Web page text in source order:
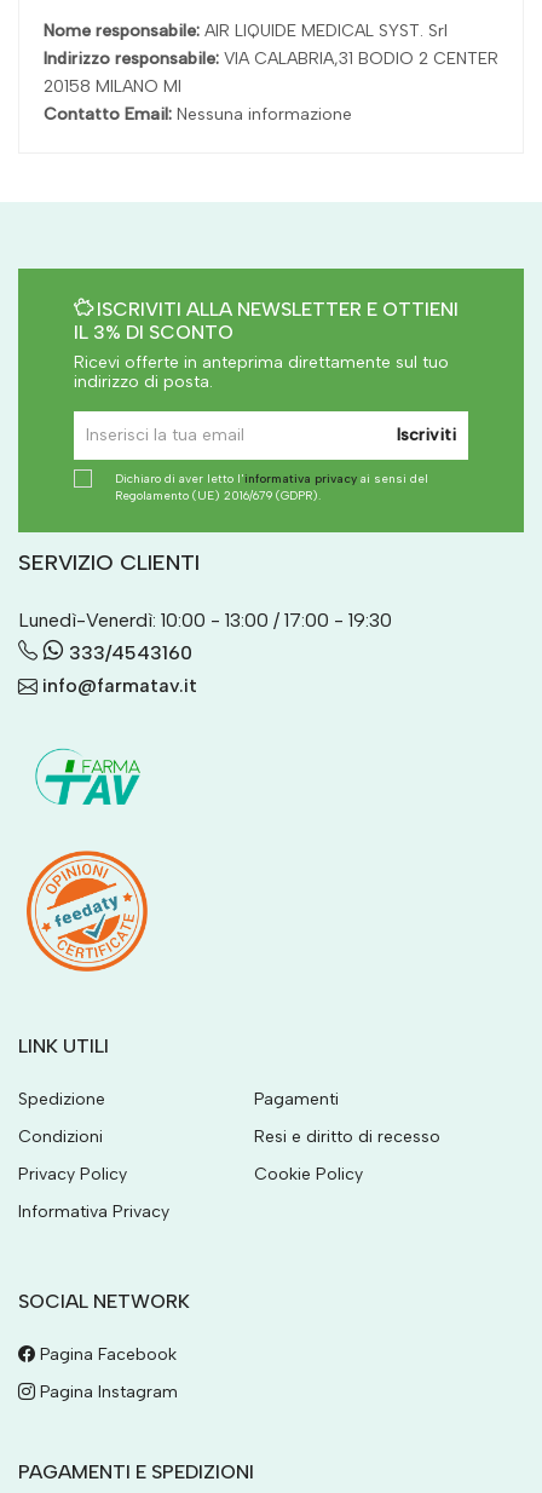
Nome responsabile: AIR LIQUIDE MEDICAL SYST. Srl
Indirizzo responsabile: VIA CALABRIA,31 BODIO 2 CENTER
20158 MILANO MI
Contatto Email: Nessuna informazione
ISCRIVITI ALLA NEWSLETTER E OTTIENI
IL 3% DI SCONTO
Ricevi offerte in anteprima direttamente sul tuo
indirizzo di posta.
Iscriviti
Dichiaro di aver letto l'informativa privacy ai sensi del
Regolamento (UE) 2016/679 (GDPR).
SERVIZIO CLIENTI
Lunedì-Venerdì: 10:00 - 13:00 / 17:00 - 19:30
333/4543160
info@farmatav.it
LINK UTILI
Spedizione
Pagamenti
Condizioni
Resi e diritto di recesso
Privacy Policy
Cookie Policy
Informativa Privacy
SOCIAL NETWORK
Pagina Facebook
Pagina Instagram
PAGAMENTI E SPEDIZIONI